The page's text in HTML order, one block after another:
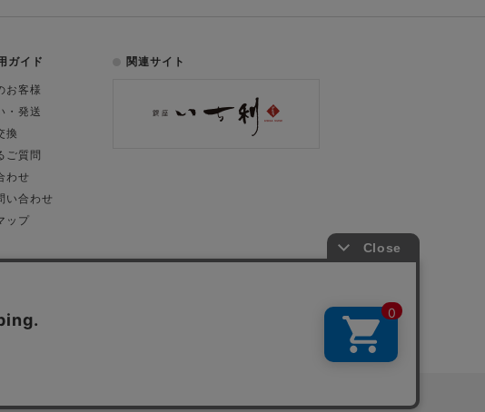
ガイド
お客様
・発送
換
ご質問
わせ
い合わせ
ップ
関連サイト